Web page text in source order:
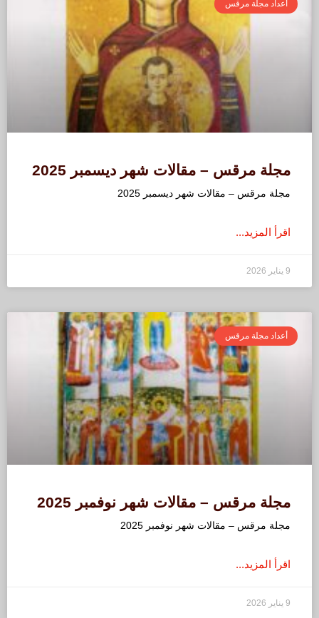
أعداد مجلة مرقس
مجلة مرقس – مقالات شهر ديسمبر 2025
مجلة مرقس – مقالات شهر ديسمبر 2025
اقرأ المزيد...
9 يناير 2026
أعداد مجلة مرقس
مجلة مرقس – مقالات شهر نوفمبر 2025
مجلة مرقس – مقالات شهر نوفمبر 2025
اقرأ المزيد...
9 يناير 2026